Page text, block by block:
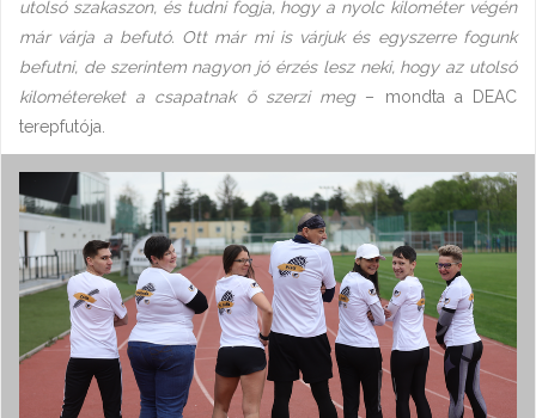
utolsó szakaszon, és tudni fogja, hogy a nyolc kilométer végén
már várja a befutó. Ott már mi is várjuk és egyszerre fogunk
befutni, de szerintem nagyon jó érzés lesz neki, hogy az utolsó
kilométereket a csapatnak ő szerzi meg– mondta a DEAC
terepfutója.